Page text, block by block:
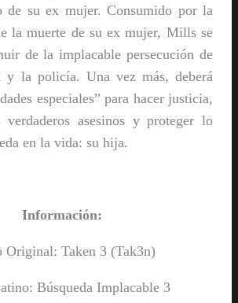
de su ex mujer. Consumido por la
la muerte de su ex mujer, Mills se
de la implacable persecución de
la policía. Una vez más, deberá
especiales” para hacer justicia,
asesinos y proteger lo
en la vida: su hija.
Información:
Original: Taken 3 (Tak3n)
Búsqueda Implacable 3